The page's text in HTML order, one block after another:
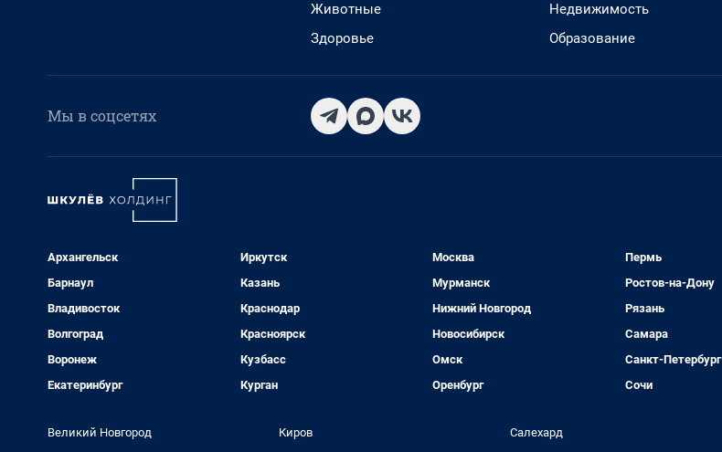
Животные
Здоровье
Недвижимость
Образование
Мы в соцсетях
Архангельск
Барнаул
Владивосток
Волгоград
Воронеж
Екатеринбург
Иркутск
Казань
Краснодар
Красноярск
Кузбасс
Курган
Москва
Мурманск
Нижний Новгород
Новосибирск
Омск
Оренбург
Пермь
Ростов-на-Дону
Рязань
Самара
Санкт-Петербург
Сочи
Великий Новгород
Киров
Салехард